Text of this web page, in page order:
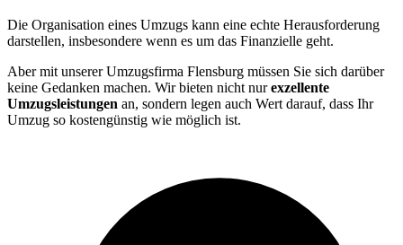
Die Organisation eines Umzugs kann eine echte Herausforderung
darstellen, insbesondere wenn es um das Finanzielle geht.
Aber mit unserer Umzugsfirma Flensburg müssen Sie sich darüber
keine Gedanken machen. Wir bieten nicht nurexzellente
Umzugsleistungen an, sondern legen auch Wert darauf, dass Ihr
Umzug so kostengünstig wie möglich ist.